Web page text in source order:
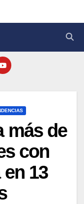
más de
con
13